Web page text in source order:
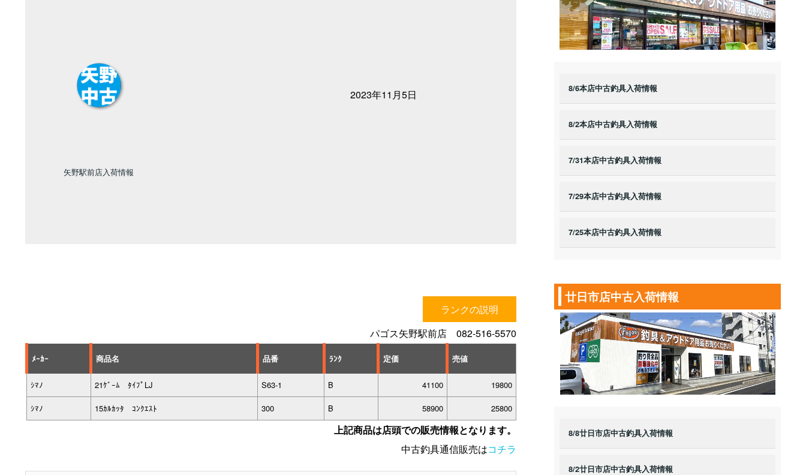
矢野駅前店入荷情報
2023年11月5日
ランクの説明
パゴス矢野駅前店 082-516-5570
ﾒｰｶｰ 商品名 品番 ﾗﾝｸ 定価 売値
ｼﾏﾉ 21ｹﾞｰﾑ ﾀｲﾌﾟLJ S63-1 B 41100 19800
ｼﾏﾉ 15ｶﾙｶｯﾀ ｺﾝｸｴｽﾄ 300 B 58900 25800
上記商品は店頭での販売情報となります。
中古釣具通信販売はコチラ
8/6本店中古釣具入荷情報
8/2本店中古釣具入荷情報
7/31本店中古釣具入荷情報
7/29本店中古釣具入荷情報
7/25本店中古釣具入荷情報
廿日市店中古入荷情報
8/8廿日市店中古釣具入荷情報
8/2廿日市店中古釣具入荷情報